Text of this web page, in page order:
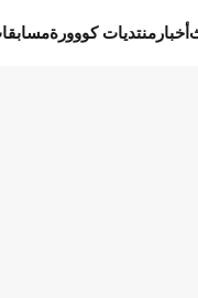
أخبار منتديات كووورة